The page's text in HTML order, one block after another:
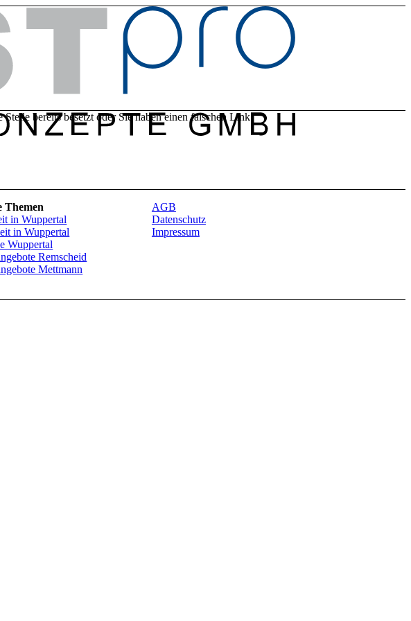
bereits besetzt oder Sie haben einen falschen Link
Themen
in Wuppertal
in Wuppertal
Wuppertal
Remscheid
Mettmann
AGB
Datenschutz
Impressum